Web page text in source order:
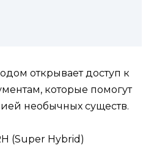
открывает доступ к
которые помогут
необычных существ.